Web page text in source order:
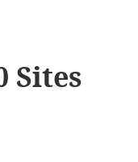
Sites